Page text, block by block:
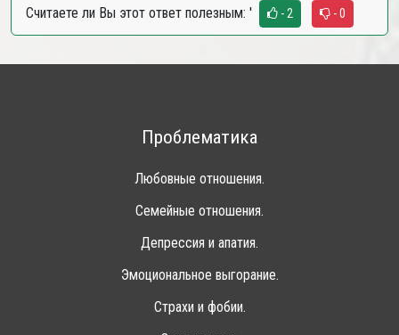
Считаете ли Вы этот ответ полезным: ' - 2 - 0
Проблематика
Любовные отношения.
Семейные отношения.
Депрессия и апатия.
Эмоциональное выгорание.
Страхи и фобии.